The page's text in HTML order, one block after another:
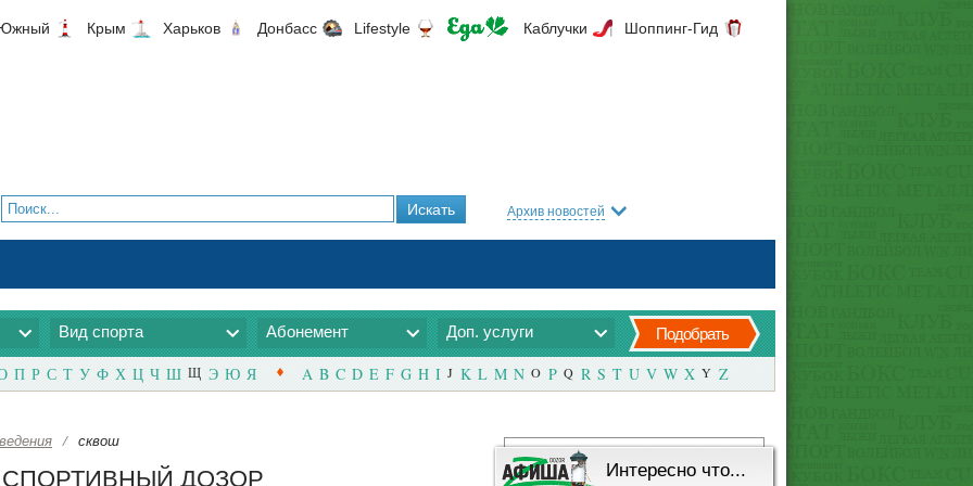
Крым Харьков Донбасс Lifestyle Каблучки Шоппинг-Гид
Архив новостей
Вид спорта Абонемент Доп. услуги Подобрать
П Р С Т У Ф Х Ц Ч Ш Щ Э Ю Я A B C D E F G H I J K L M N O P Q R S T U V W X Y Z
/ сквош
| СПОРТИВНЫЙ ДОЗОР Интересно что...